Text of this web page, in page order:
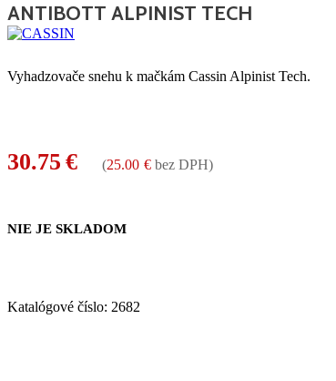
ANTIBOTT ALPINIST TECH
Vyhadzovače snehu k mačkám Cassin Alpinist Tech.
30.75 € (25.00 € bez DPH)
NIE JE SKLADOM
Katalógové číslo: 2682